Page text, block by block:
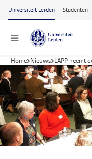
Ga naar hoofdinhoud
Universiteit Leiden Studenten
Menu
Home Nieuws LAPP neemt